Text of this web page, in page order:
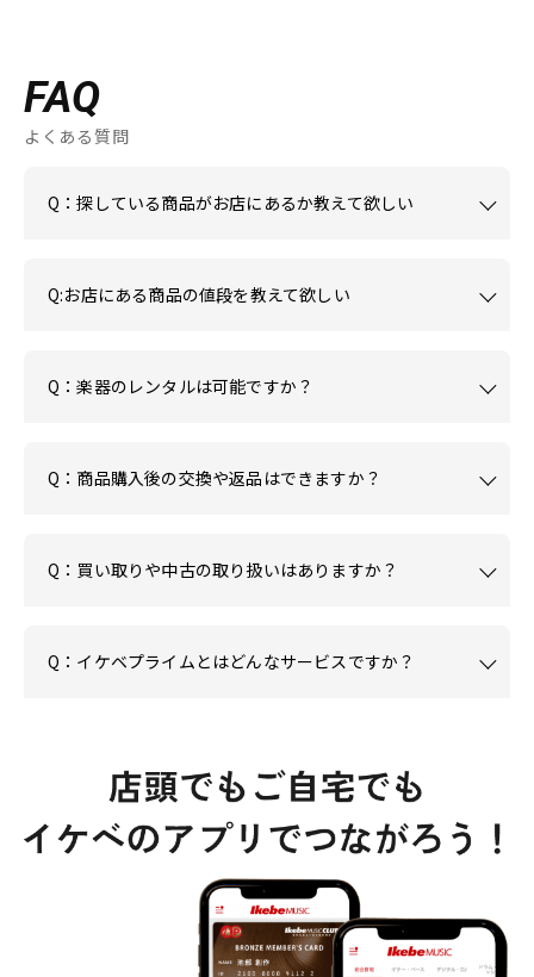
FAQ
よくある質問
Q：探している商品がお店にあるか教えて欲しい
Q:お店にある商品の値段を教えて欲しい
Q：楽器のレンタルは可能ですか？
Q：商品購入後の交換や返品はできますか？
Q：買い取りや中古の取り扱いはありますか？
Q：イケベプライムとはどんなサービスですか？